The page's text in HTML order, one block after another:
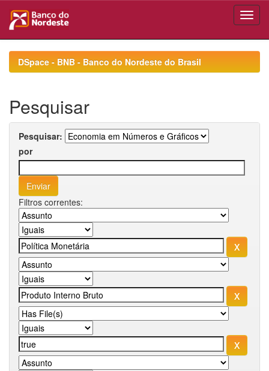
navigationDSpace - BNB - Banco do Nordeste do Brasil
Pesquisar
Pesquisar:
por
Filtros correntes: